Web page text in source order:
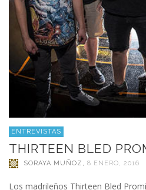
ENTREVISTAS
THIRTEEN BLED
SORAYA MUÑOZ , 8 ENERO, 2016
Los madrileños Thirteen Bled